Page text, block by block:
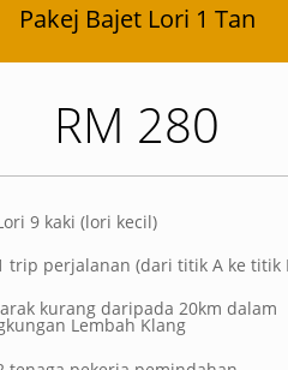
Pakej Bajet Lori 1 Tan
RM 280
9 kaki (lori kecil)
trip perjalanan (dari titik A ke titik
kurang daripada 20km dalam
Lembah Klang